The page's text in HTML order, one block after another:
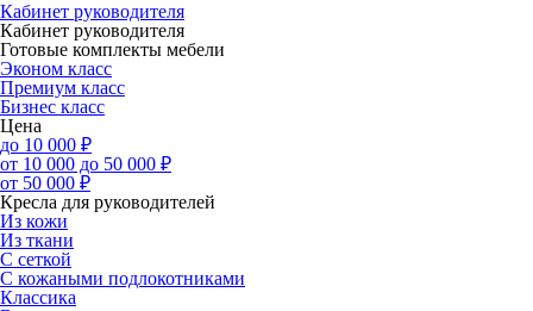
Кабинет руководителя
Кабинет руководителя
Готовые комплекты мебели
Эконом класс
Премиум класс
Бизнес класс
Цена
до 10 000 ₽
от 10 000 до 50 000 ₽
от 50 000 ₽
Кресла для руководителей
Из кожи
Из ткани
С сеткой
С кожаными подлокотниками
Классика